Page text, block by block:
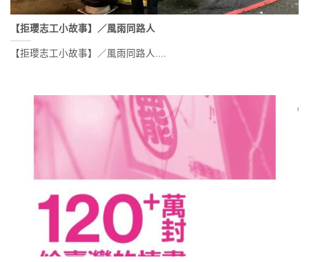
【拒瓔志工小故事】／風雨同路人
【拒瓔志工小故事】／風雨同路人....